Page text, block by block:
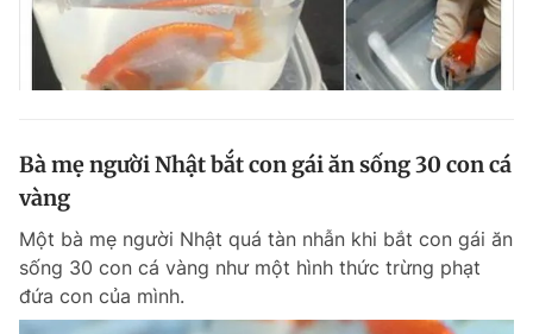
Bà mẹ người Nhật bắt con gái ăn sống 30 con cá
vàng
Một bà mẹ người Nhật quá tàn nhẫn khi bắt con gái ăn
sống 30 con cá vàng như một hình thức trừng phạt
đứa con của mình.